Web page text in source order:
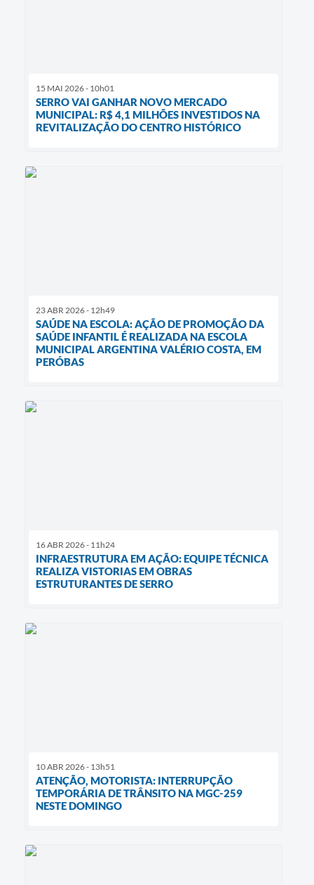
15 MAI 2026 - 10h01
SERRO VAI GANHAR NOVO MERCADO
MUNICIPAL: R$ 4,1 MILHÕES INVESTIDOS NA
REVITALIZAÇÃO DO CENTRO HISTÓRICO
23 ABR 2026 - 12h49
SAÚDE NA ESCOLA: AÇÃO DE PROMOÇÃO DA
SAÚDE INFANTIL É REALIZADA NA ESCOLA
MUNICIPAL ARGENTINA VALÉRIO COSTA, EM
PERÓBAS
16 ABR 2026 - 11h24
INFRAESTRUTURA EM AÇÃO: EQUIPE TÉCNICA
REALIZA VISTORIAS EM OBRAS
ESTRUTURANTES DE SERRO
10 ABR 2026 - 13h51
ATENÇÃO, MOTORISTA: INTERRUPÇÃO
TEMPORÁRIA DE TRÂNSITO NA MGC-259
NESTE DOMINGO